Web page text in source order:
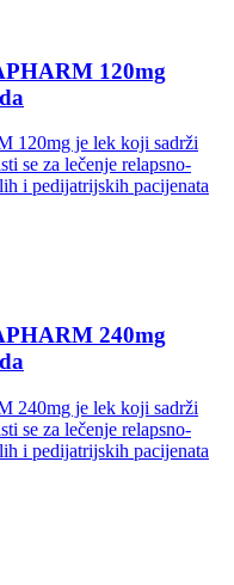
120mg
je lek koji sadrži
se za lečenje relapsno-
i pedijatrijskih pacijenata
240mg
je lek koji sadrži
se za lečenje relapsno-
i pedijatrijskih pacijenata